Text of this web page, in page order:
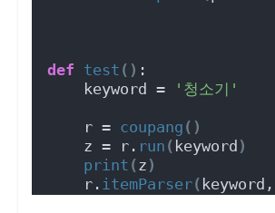
def test () :
    keyword =
'청소기'
    r =
coupang ()
    z = r.
run ( keyword )
print (z )
    r.
itemParser(